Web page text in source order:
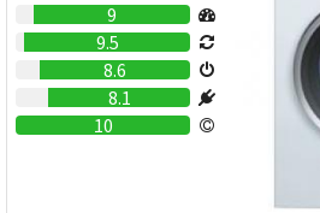
9
9.5
8.6
8.1
10